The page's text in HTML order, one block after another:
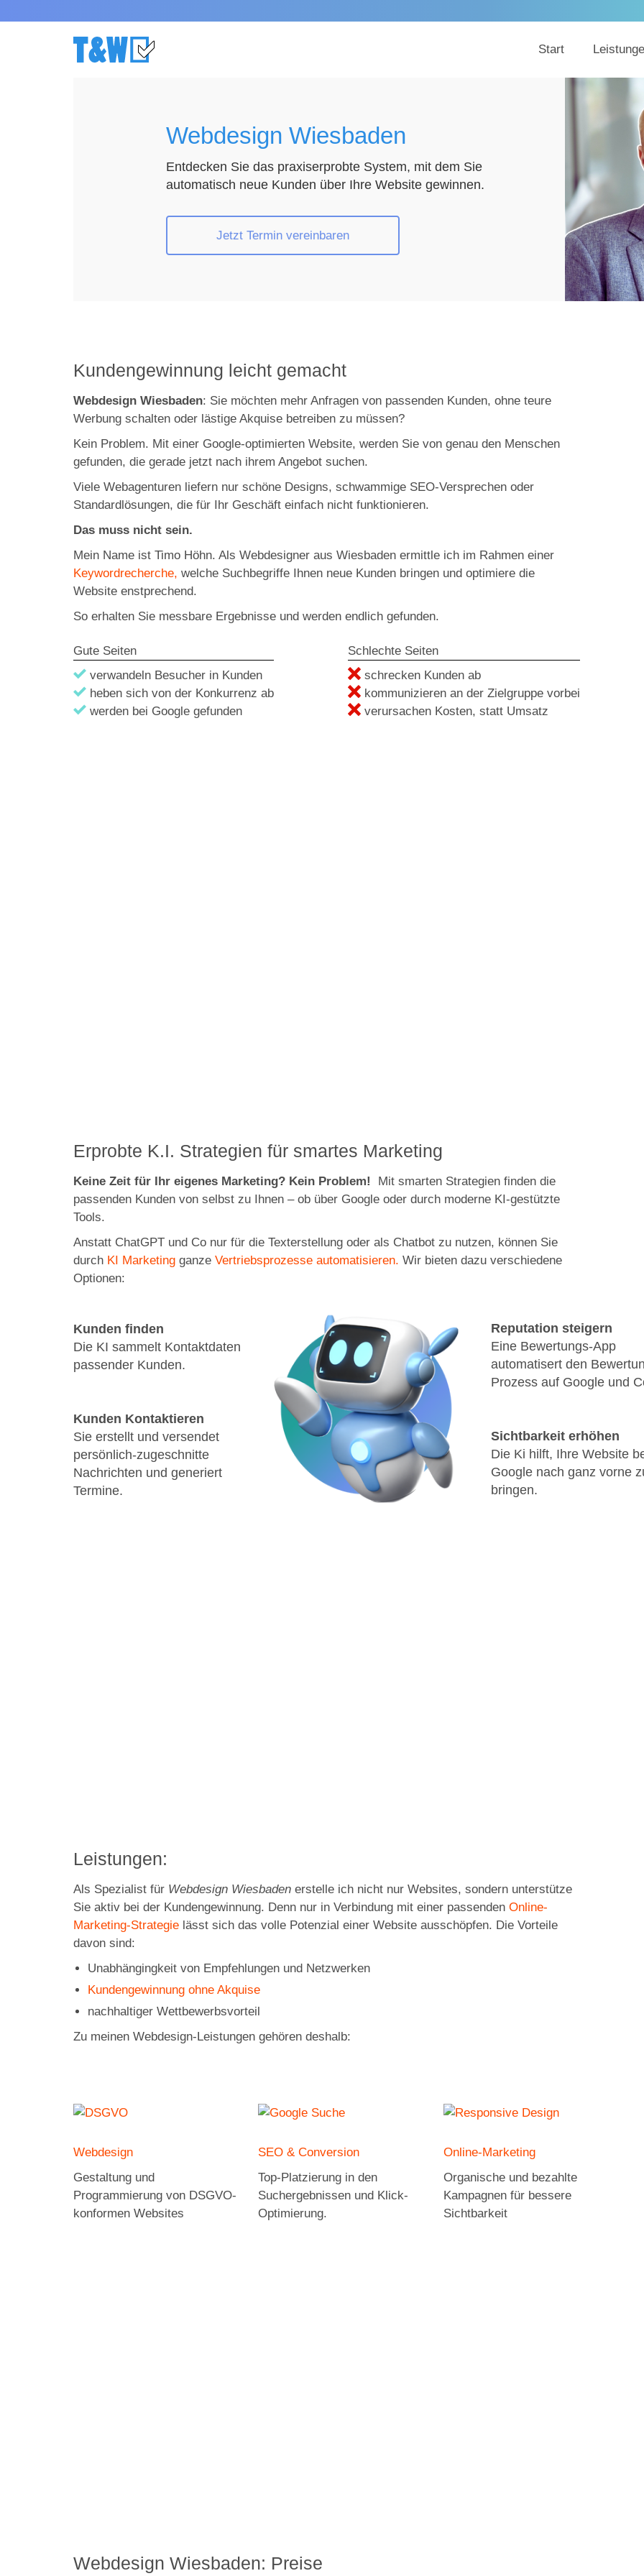
Start
Webdesign Wiesbaden
Entdecken Sie das praxiserprobte System, mit dem Sie
automatisch neue Kunden über Ihre Website gewinnen.
Jetzt Termin vereinbaren
Kundengewinnung leicht gemacht
Webdesign Wiesbaden: Sie möchten mehr Anfragen von passenden Kunden, ohne teure
Werbung schalten oder lästige Akquise betreiben zu müssen?
Kein Problem. Mit einer Google-optimierten Website, werden Sie von genau den Menschen
gefunden, die gerade jetzt nach ihrem Angebot suchen.
Viele Webagenturen liefern nur schöne Designs, schwammige SEO-Versprechen oder
Standardlösungen, die für Ihr Geschäft einfach nicht funktionieren.
Das muss nicht sein.
Mein Name ist Timo Höhn. Als Webdesigner aus Wiesbaden ermittle ich im Rahmen einer
Keywordrecherche, welche Suchbegriffe Ihnen neue Kunden bringen und optimiere die
Website enstprechend.
So erhalten Sie messbare Ergebnisse und werden endlich gefunden.
Gute Seiten
verwandeln Besucher in Kunden
heben sich von der Konkurrenz ab
werden bei Google gefunden
Schlechte Seiten
schrecken Kunden ab
kommunizieren an der Zielgruppe vorbei
verursachen Kosten, statt Umsatz
Erprobte K.I. Strategien für smartes Marketing
Keine Zeit für Ihr eigenes Marketing? Kein Problem!
Mit smarten Strategien finden die
passenden Kunden von selbst zu Ihnen – ob über Google oder durch moderne KI-gestützte
Tools.
Anstatt ChatGPT und Co nur für die Texterstellung oder als Chatbot zu nutzen, können Sie
durch KI Marketing ganze Vertriebsprozesse automatisieren. Wir bieten dazu verschiedene
Optionen:
Kunden finden
Die KI sammelt Kontaktdaten
passender Kunden.
Kunden Kontaktieren
Sie erstellt und versendet
persönlich-zugeschnitte
Nachrichten und generiert
Termine.
Reputation steigern
Eine Bewertungs-App
automatisert den
Prozess auf Google und
Sichtbarkeit erhöhen
Die Ki hilft, Ihre Website
Google nach ganz vorne
bringen.
Leistungen:
Als Spezialist für Webdesign Wiesbaden erstelle ich nicht nur Websites, sondern unterstütze
Sie aktiv bei der Kundengewinnung. Denn nur in Verbindung mit einer passenden Online-
Marketing-Strategie lässt sich das volle Potenzial einer Website ausschöpfen. Die Vorteile
davon sind:
Unabhängingkeit von Empfehlungen und Netzwerken
Kundengewinnung ohne Akquise
nachhaltiger Wettbewerbsvorteil
Zu meinen Webdesign-Leistungen gehören deshalb:
Webdesign
Gestaltung und
Programmierung von DSGVO-
konformen Websites
SEO & Conversion
Top-Platzierung in den
Suchergebnissen und Klick-
Optimierung.
Online-Marketing
Organische und bezahlte
Kampagnen für bessere
Sichtbarkeit
Webdesign Wiesbaden: Preise